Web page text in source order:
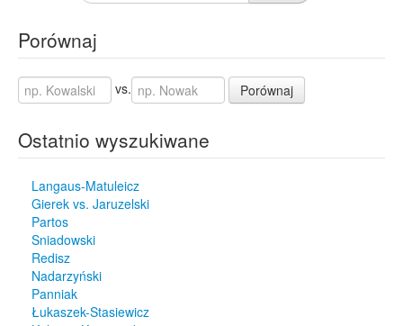
Porównaj
vs. Porównaj
Ostatnio wyszukiwane
Langaus-Matuleicz
Gierek vs. Jaruzelski
Partos
Sniadowski
Redisz
Nadarzyński
Panniak
Łukaszek-Stasiewicz